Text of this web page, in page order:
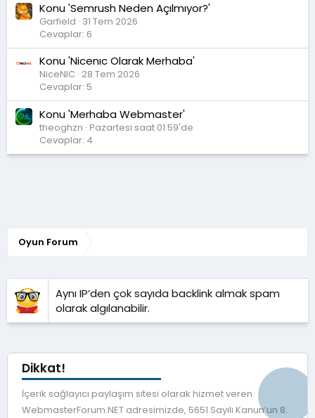
Konu 'Semrush Neden Açılmıyor?'
Garfield 31 Tem 2026
Cevaplar: 6
Konu 'Nicenıc Olarak Merhaba'
NiceNIC 28 Tem 2026
Cevaplar: 5
Konu 'Merhaba Webmaster'
theoghzn Pazartesi saat 01:59'de
Cevaplar: 4
Oyun Forum
Aynı IP’den çok sayıda backlink almak spam
olarak algılanabilir.
Dikkat!
İçerik sağlayıcı paylaşım sitesi olarak hizmet veren
WebmasterForum.NET adresimizde, 5651 Sayılı Kanun’un 8.